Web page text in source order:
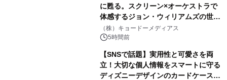
に甦る。スクリーン×オーケストラで
体感するジョン・ウィリアムズの世
界。ジョン・ウィリアムズ：シネマ・
スペクタキュラー・コンサート 開催決
（株）キョードーメディアス
5時間前
【SNSで話題】実用性と可愛さを両
立！大切な個人情報をスマートに守る
ディズニーデザインのカードケースを